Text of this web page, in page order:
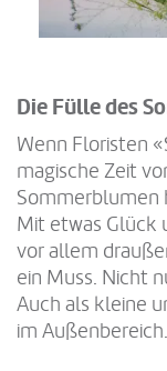
Die Fülle des
Wenn Floristen
magische Zeit
Sommerblumen
Mit etwas Glück
vor allem
ein Muss. Nicht
Auch als kleine
im Außenbereich.